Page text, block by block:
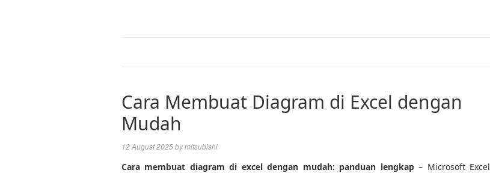
Cara Membuat Diagram di Excel dengan
Mudah
12 August 2025bymitsubishi
Cara membuat diagram di excel dengan mudah: panduan lengkap– Microsoft Excel